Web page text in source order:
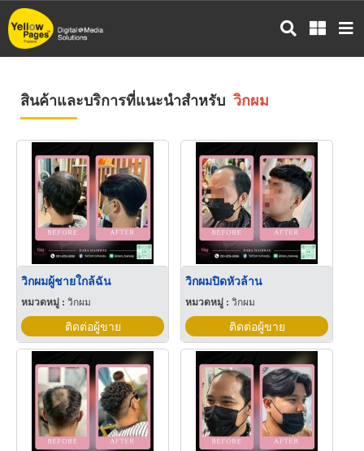
ข้าม
ไป
สินค้าและบริการที่แนะนำสำหรับ วิกผม
วิกผมผู้ชายใกล้ฉัน
หมวดหมู่ : วิกผม
ติดต่อผู้ขาย
วิกผมปิดหัวล้าน
หมวดหมู่ :วิกผม
ติดต่อผู้ขาย